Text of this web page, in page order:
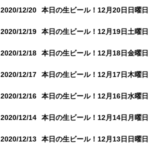
2020/12/20 本日の生ビール！12月20日日曜日
2020/12/19 本日の生ビール！12月19日土曜日
2020/12/18 本日の生ビール！12月18日金曜日
2020/12/17 本日の生ビール！12月17日木曜日
2020/12/16 本日の生ビール！12月16日水曜日
2020/12/14 本日の生ビール！12月14日月曜日
2020/12/13 本日の生ビール！12月13日日曜日